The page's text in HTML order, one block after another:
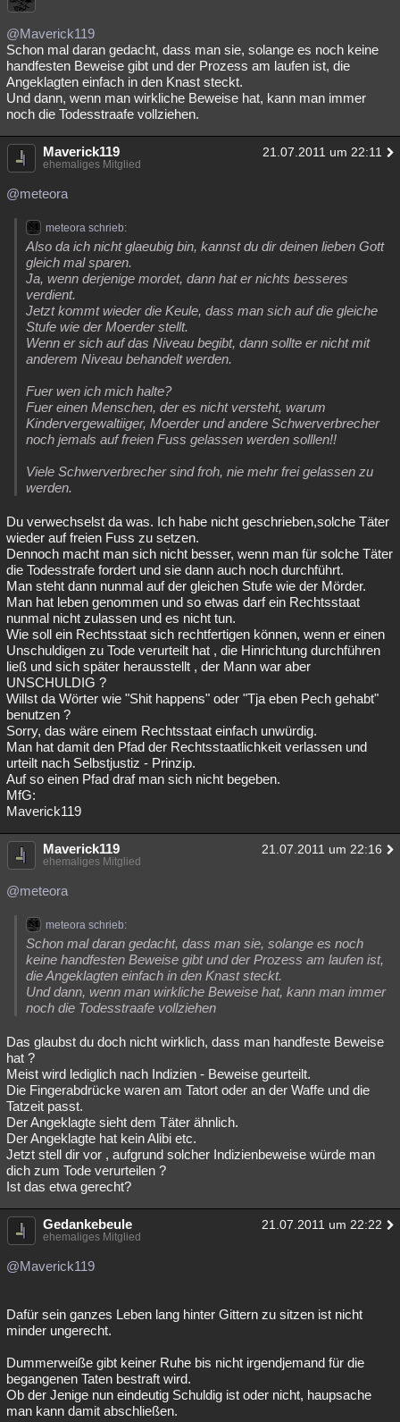
@Maverick119
Schon mal daran gedacht, dass man sie, solange es noch keine
handfesten Beweise gibt und der Prozess am laufen ist, die
Angeklagten einfach in den Knast steckt.
Und dann, wenn man wirkliche Beweise hat, kann man immer
noch die Todesstraafe vollziehen.
Maverick119 21.07.2011 um 22:11
ehemaliges Mitglied
@meteora
meteora schrieb:
Also da ich nicht glaeubig bin, kannst du dir deinen lieben Gott
gleich mal sparen.
Ja, wenn derjenige mordet, dann hat er nichts besseres
verdient.
Jetzt kommt wieder die Keule, dass man sich auf die gleiche
Stufe wie der Moerder stellt.
Wenn er sich auf das Niveau begibt, dann sollte er nicht mit
anderem Niveau behandelt werden.
Fuer wen ich mich halte?
Fuer einen Menschen, der es nicht versteht, warum
Kindervergewaltiiger, Moerder und andere Schwerverbrecher
noch jemals auf freien Fuss gelassen werden solllen!!
Viele Schwerverbrecher sind froh, nie mehr frei gelassen zu
werden.
Du verwechselst da was. Ich habe nicht geschrieben,solche Täter
wieder auf freien Fuss zu setzen.
Dennoch macht man sich nicht besser, wenn man für solche Täter
die Todesstrafe fordert und sie dann auch noch durchführt.
Man steht dann nunmal auf der gleichen Stufe wie der Mörder.
Man hat leben genommen und so etwas darf ein Rechtsstaat
nunmal nicht zulassen und es nicht tun.
Wie soll ein Rechtsstaat sich rechtfertigen können, wenn er einen
Unschuldigen zu Tode verurteilt hat , die Hinrichtung durchführen
ließ und sich später herausstellt , der Mann war aber
UNSCHULDIG ?
Willst da Wörter wie "Shit happens" oder "Tja eben Pech gehabt"
benutzen ?
Sorry, das wäre einem Rechtsstaat einfach unwürdig.
Man hat damit den Pfad der Rechtsstaatlichkeit verlassen und
urteilt nach Selbstjustiz - Prinzip.
Auf so einen Pfad draf man sich nicht begeben.
MfG:
Maverick119
Maverick119 21.07.2011 um 22:16
ehemaliges Mitglied
@meteora
meteora schrieb:
Schon mal daran gedacht, dass man sie, solange es noch
keine handfesten Beweise gibt und der Prozess am laufen ist,
die Angeklagten einfach in den Knast steckt.
Und dann, wenn man wirkliche Beweise hat, kann man immer
noch die Todesstraafe vollziehen
Das glaubst du doch nicht wirklich, dass man handfeste Beweise
hat ?
Meist wird lediglich nach Indizien - Beweise geurteilt.
Die Fingerabdrücke waren am Tatort oder an der Waffe und die
Tatzeit passt.
Der Angeklagte sieht dem Täter ähnlich.
Der Angeklagte hat kein Alibi etc.
Jetzt stell dir vor , aufgrund solcher Indizienbeweise würde man
dich zum Tode verurteilen ?
Ist das etwa gerecht?
Gedankebeule 21.07.2011 um 22:22
ehemaliges Mitglied
@Maverick119
Dafür sein ganzes Leben lang hinter Gittern zu sitzen ist nicht
minder ungerecht.
Dummerweiße gibt keiner Ruhe bis nicht irgendjemand für die
begangenen Taten bestraft wird.
Ob der Jenige nun eindeutig Schuldig ist oder nicht, haupsache
man kann damit abschließen.